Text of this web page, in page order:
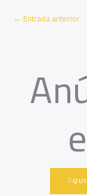
←Entrada anterior